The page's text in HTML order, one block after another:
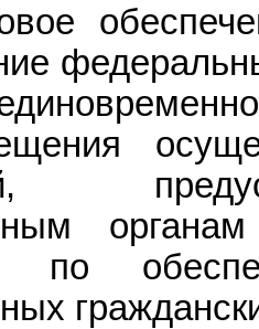
по